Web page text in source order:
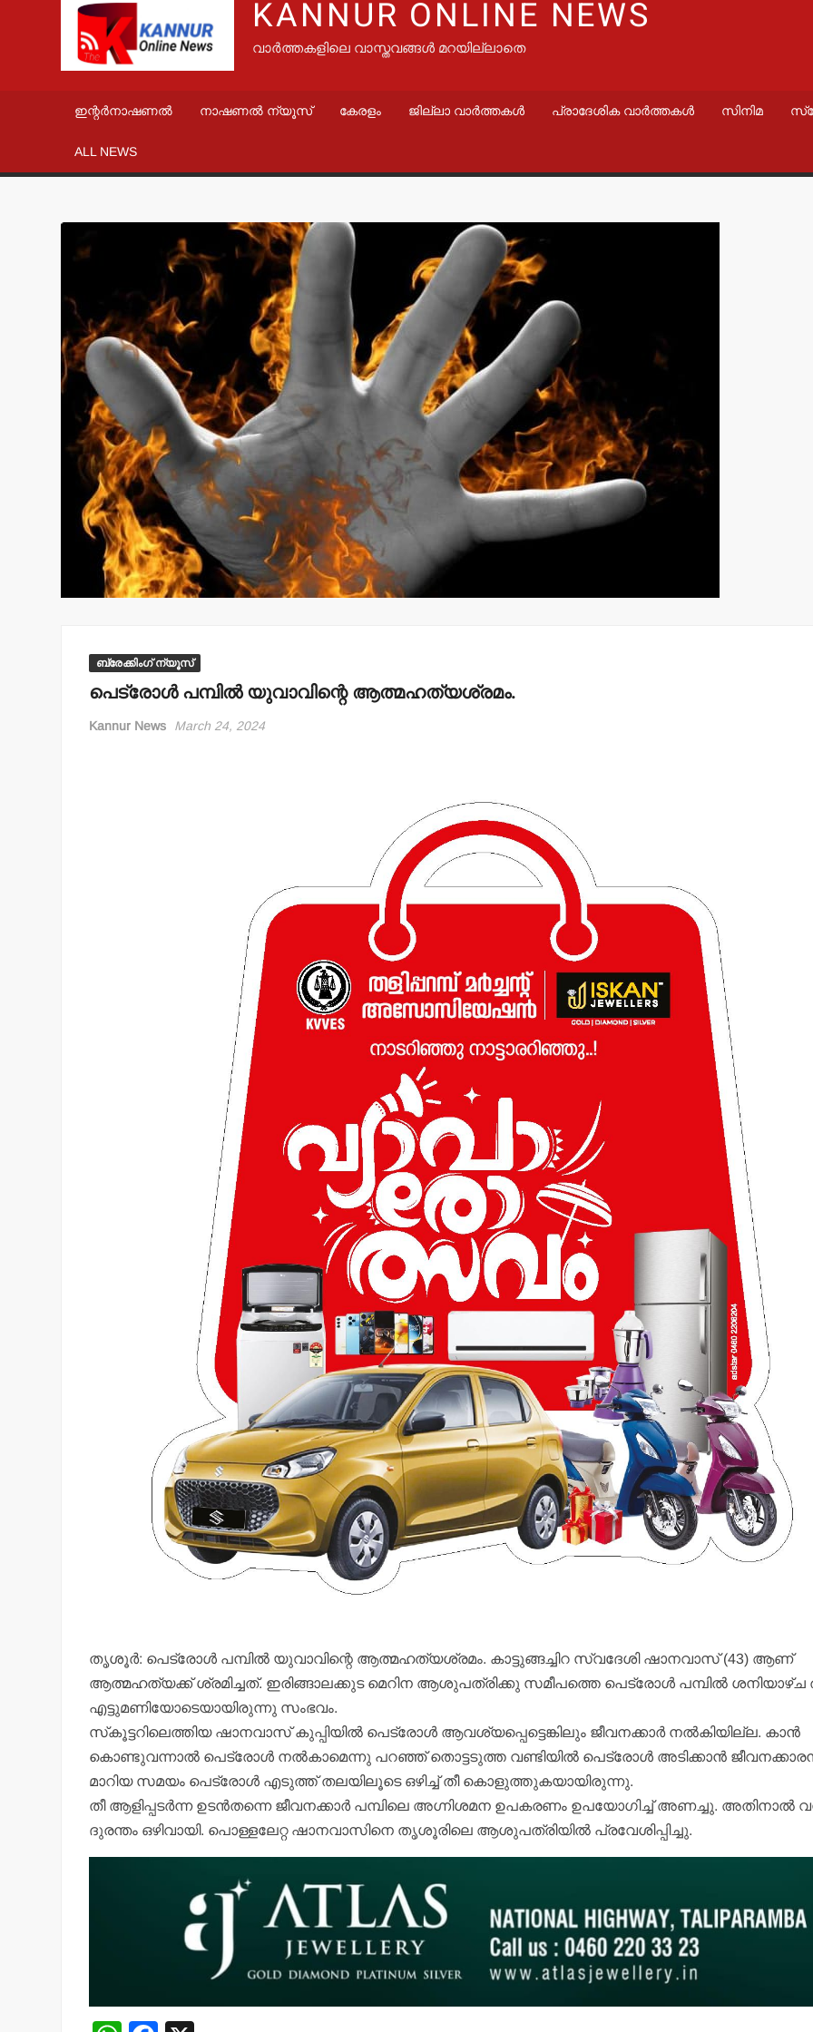
KANNUR ONLINE NEWS
വാർത്തകളിലെ വാസ്തവങ്ങൾ മറയില്ലാതെ
ഇന്റർനാഷണൽ നാഷണൽ ന്യൂസ് കേരളം ജില്ലാ വാർത്തകൾ പ്രാദേശിക വാർത്തകൾ സിനിമ
ALL NEWS
ബ്രേക്കിംഗ് ന്യൂസ്
പെട്രോള്‍ പമ്പില്‍ യുവാവിന്റെ ആത്മഹത്യശ്രമം.
Kannur News March 24, 2024
തൃശൂര്‍: പെട്രോള്‍ പമ്പില്‍ യുവാവിന്റെ ആത്മഹത്യശ്രമം. കാട്ടുങ്ങച്ചിറ സ്വദേശി ഷാനവാസ് (43) ആണ്
ആത്മഹത്യക്ക് ശ്രമിച്ചത്. ഇരിങ്ങാലക്കുട മെറിന ആശുപത്രിക്കു സമീപത്തെ പെട്രോള്‍ പമ്പില്‍ ശനിയാഴ്ച
എട്ടുമണിയോടെയായിരുന്നു സംഭവം.
സ്‌കൂട്ടറിലെത്തിയ ഷാനവാസ് കുപ്പിയില്‍ പെട്രോള്‍ ആവശ്യപ്പെട്ടെങ്കിലും ജീവനക്കാര്‍ നല്‍കിയില്ല. കാന്‍
കൊണ്ടുവന്നാല്‍ പെട്രോള്‍ നല്‍കാമെന്നു പറഞ്ഞ് തൊട്ടടുത്ത വണ്ടിയില്‍ പെട്രോള്‍ അടിക്കാന്‍
മാറിയ സമയം പെട്രോള്‍ എടുത്ത് തലയിലൂടെ ഒഴിച്ച് തീ കൊളുത്തുകയായിരുന്നു.
തീ ആളിപ്പടര്‍ന്ന ഉടന്‍തന്നെ ജീവനക്കാര്‍ പമ്പിലെ അഗ്നിശമന ഉപകരണം ഉപയോഗിച്ച് അണച്ചു. അതിനാല്‍
ദുരന്തം ഒഴിവായി. പൊള്ളലേറ്റ ഷാനവാസിനെ തൃശൂരിലെ ആശുപത്രിയില്‍ പ്രവേശിപ്പിച്ചു.
വാർത്തകൾ
മലക്കംമറിഞ്ഞ്
തളിപ്പറമ്പ് പോലീസ്-
പോലീസ് മേധാവിയുടെ
റിപ്പോര്‍ട്ട് തേടി
ഹൈക്കോടതി.
admin3 August 6, 2026